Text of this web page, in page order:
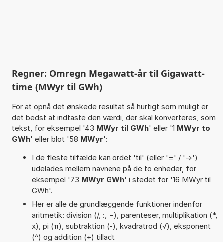
Regner: Omregn Megawatt-år til Gigawatt-
time (MWyr til GWh)
For at opnå det ønskede resultat så hurtigt som muligt er
det bedst at indtaste den værdi, der skal konverteres, som
tekst, for eksempel '43 MWyr til GWh' eller '1 MWyr to
GWh' eller blot '58 MWyr':
I de fleste tilfælde kan ordet 'til' (eller '=' / '->')
udelades mellem navnene på de to enheder, for
eksempel '73 MWyr GWh' i stedet for '16 MWyr til
GWh'.
Her er alle de grundlæggende funktioner indenfor
aritmetik: division (/, :, ÷), parenteser, multiplikation (*,
x), pi (π), subtraktion (-), kvadratrod (√), eksponent
(^) og addition (+) tilladt